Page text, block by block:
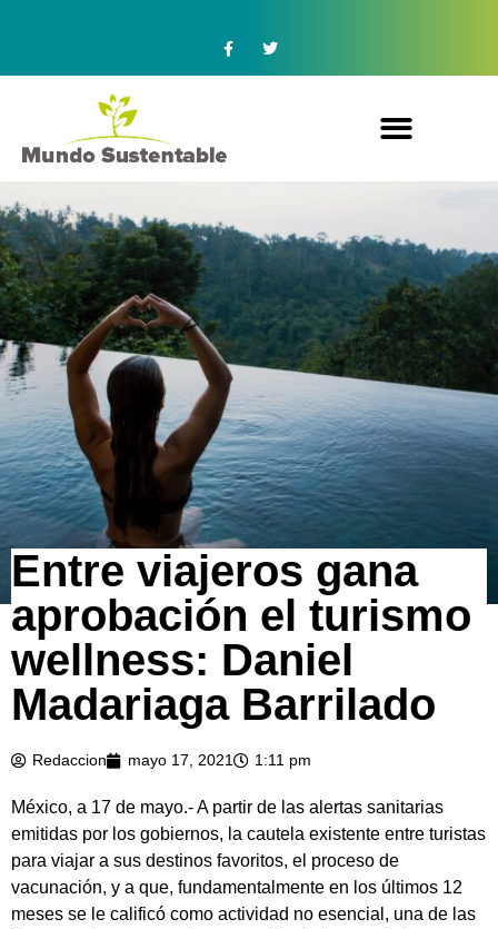
Entre viajeros gana
aprobación el turismo
wellness: Daniel
Madariaga Barrilado
Redaccion mayo 17, 2021 1:11 pm
México, a 17 de mayo.- A partir de las alertas sanitarias
emitidas por los gobiernos, la cautela existente entre turistas
para viajar a sus destinos favoritos, el proceso de
vacunación, y a que, fundamentalmente en los últimos 12
meses se le calificó como actividad no esencial, una de las